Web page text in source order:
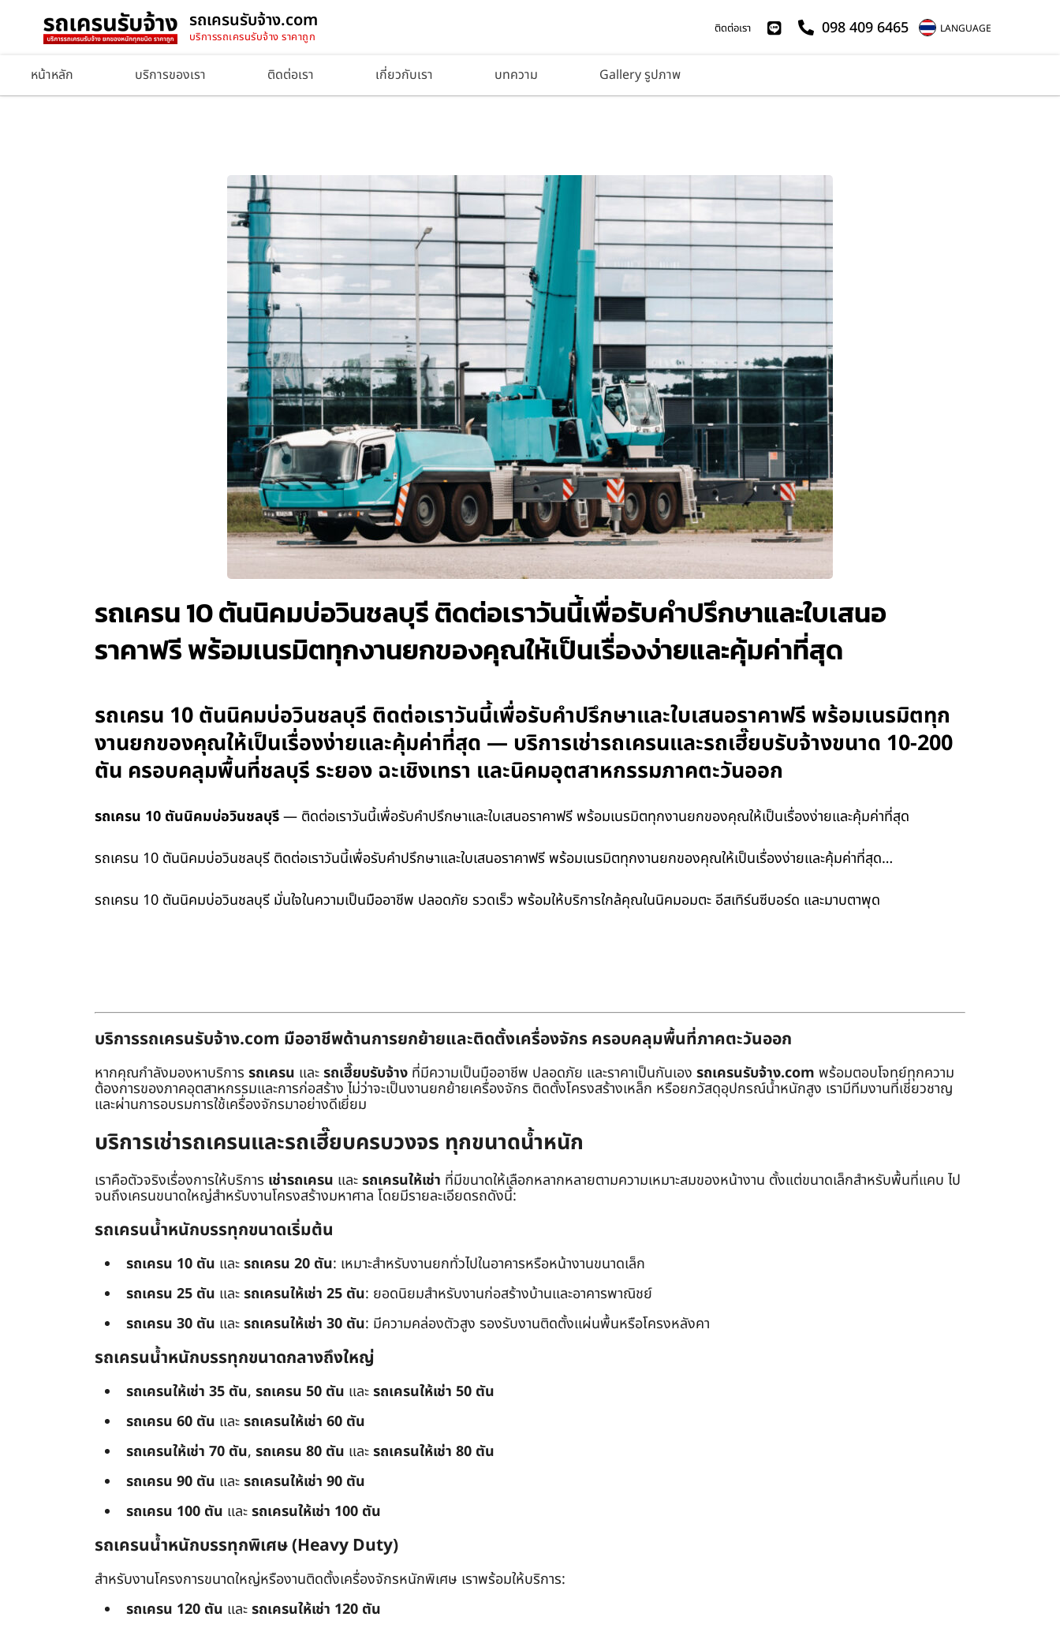
รถเครนรับจ้าง.com
บริการรถเครนรับจ้าง ราคาถูก
ติดต่อเรา 098 409 6465 LANGUAGE
หน้าหลัก บริการของเรา ติดต่อเรา เกี่ยวกับเรา บทความ Gallery รูปภาพ
รถเครน 10 ตันนิคมบ่อวินชลบุรี ติดต่อเราวันนี้เพื่อรับคำปรึกษาและใบเสนอ
ราคาฟรี พร้อมเนรมิตทุกงานยกของคุณให้เป็นเรื่องง่ายและคุ้มค่าที่สุด
รถเครน 10 ตันนิคมบ่อวินชลบุรี ติดต่อเราวันนี้เพื่อรับคำปรึกษาและใบเสนอราคาฟรี พร้อมเนรมิตทุก
งานยกของคุณให้เป็นเรื่องง่ายและคุ้มค่าที่สุด — บริการเช่ารถเครนและรถเฮี๊ยบรับจ้างขนาด 10-200
ตัน ครอบคลุมพื้นที่ชลบุรี ระยอง ฉะเชิงเทรา และนิคมอุตสาหกรรมภาคตะวันออก
รถเครน 10 ตันนิคมบ่อวินชลบุรี— ติดต่อเราวันนี้เพื่อรับคำปรึกษาและใบเสนอราคาฟรี พร้อมเนรมิตทุกงานยกของคุณให้เป็นเรื่องง่ายและคุ้มค่าที่สุด
รถเครน 10 ตันนิคมบ่อวินชลบุรี ติดต่อเราวันนี้เพื่อรับคำปรึกษาและใบเสนอราคาฟรี พร้อมเนรมิตทุกงานยกของคุณให้เป็นเรื่องง่ายและคุ้มค่าที่สุด…
รถเครน 10 ตันนิคมบ่อวินชลบุรี มั่นใจในความเป็นมืออาชีพ ปลอดภัย รวดเร็ว พร้อมให้บริการใกล้คุณในนิคมอมตะ อีสเทิร์นซีบอร์ด และมาบตาพุด
บริการรถเครนรับจ้าง.com มืออาชีพด้านการยกย้ายและติดตั้งเครื่องจักร ครอบคลุมพื้นที่ภาคตะวันออก
หากคุณกำลังมองหาบริการ รถเครน และรถเฮี๊ยบรับจ้าง ที่มีความเป็นมืออาชีพ ปลอดภัย และราคาเป็นกันเอง รถเครนรับจ้าง.com พร้อมตอบโจทย์ทุกความ
ต้องการของภาคอุตสาหกรรมและการก่อสร้าง ไม่ว่าจะเป็นงานยกย้ายเครื่องจักร ติดตั้งโครงสร้างเหล็ก หรือยกวัสดุอุปกรณ์น้ำหนักสูง เรามีทีมงานที่เชี่ยวชาญ
และผ่านการอบรมการใช้เครื่องจักรมาอย่างดีเยี่ยม
บริการเช่ารถเครนและรถเฮี๊ยบครบวงจร ทุกขนาดน้ำหนัก
เราคือตัวจริงเรื่องการให้บริการ เช่ารถเครน และรถเครนให้เช่า ที่มีขนาดให้เลือกหลากหลายตามความเหมาะสมของหน้างาน ตั้งแต่ขนาดเล็กสำหรับพื้นที่แคบ ไป
จนถึงเครนขนาดใหญ่สำหรับงานโครงสร้างมหาศาล โดยมีรายละเอียดรถดังนี้:
รถเครนน้ำหนักบรรทุกขนาดเริ่มต้น
รถเครน 10 ตัน และรถเครน 20 ตัน: เหมาะสำหรับงานยกทั่วไปในอาคารหรือหน้างานขนาดเล็ก
รถเครน 25 ตัน และรถเครนให้เช่า 25 ตัน: ยอดนิยมสำหรับงานก่อสร้างบ้านและอาคารพาณิชย์
รถเครน 30 ตัน และรถเครนให้เช่า 30 ตัน: มีความคล่องตัวสูง รองรับงานติดตั้งแผ่นพื้นหรือโครงหลังคา
รถเครนน้ำหนักบรรทุกขนาดกลางถึงใหญ่
รถเครนให้เช่า 35 ตัน, รถเครน 50 ตัน และรถเครนให้เช่า 50 ตัน
รถเครน 60 ตัน และรถเครนให้เช่า 60 ตัน
รถเครนให้เช่า 70 ตัน, รถเครน 80 ตัน และรถเครนให้เช่า 80 ตัน
รถเครน 90 ตัน และรถเครนให้เช่า 90 ตัน
รถเครน 100 ตัน และรถเครนให้เช่า 100 ตัน
รถเครนน้ำหนักบรรทุกพิเศษ (Heavy Duty)
สำหรับงานโครงการขนาดใหญ่หรืองานติดตั้งเครื่องจักรหนักพิเศษ เราพร้อมให้บริการ:
รถเครน 120 ตัน และรถเครนให้เช่า 120 ตัน